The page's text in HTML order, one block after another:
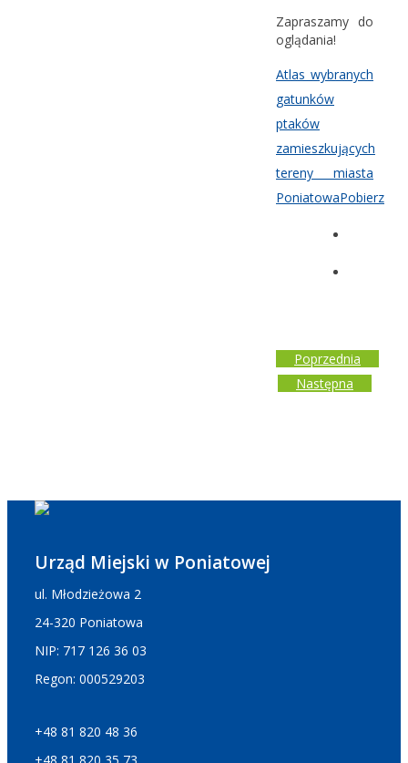
Zapraszamy do
oglądania!
Atlas wybranych
gatunków
ptaków
zamieszkujących
tereny miasta
PoniatowaPobierz
Poprzednia
Następna
Urząd Miejski w Poniatowej
ul. Młodzieżowa 2
24-320 Poniatowa
NIP: 717 126 36 03
Regon: 000529203
+48 81 820 48 36